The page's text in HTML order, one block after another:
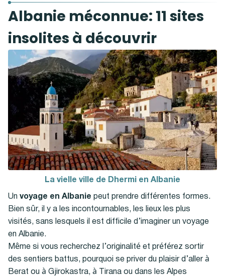
Albanie méconnue: 11 sites
insolites à découvrir
La vielle ville de Dhermi en Albanie
Un voyage en Albanie peut prendre différentes formes.
Bien sûr, il y a les incontournables, les lieux les plus
visités, sans lesquels il est difficile d’imaginer un voyage
en Albanie.
Même si vous recherchez l’originalité et préférez sortir
des sentiers battus, pourquoi se priver du plaisir d’aller à
Berat ou à Gjirokastra, à Tirana ou dans les Alpes